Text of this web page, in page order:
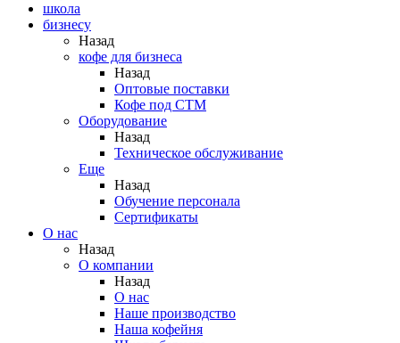
школа
бизнесу
Назад
кофе для бизнеса
Назад
Оптовые поставки
Кофе под СТМ
Оборудование
Назад
Техническое обслуживание
Еще
Назад
Обучение персонала
Сертификаты
О нас
Назад
O компании
Назад
О нас
Наше производство
Наша кофейня